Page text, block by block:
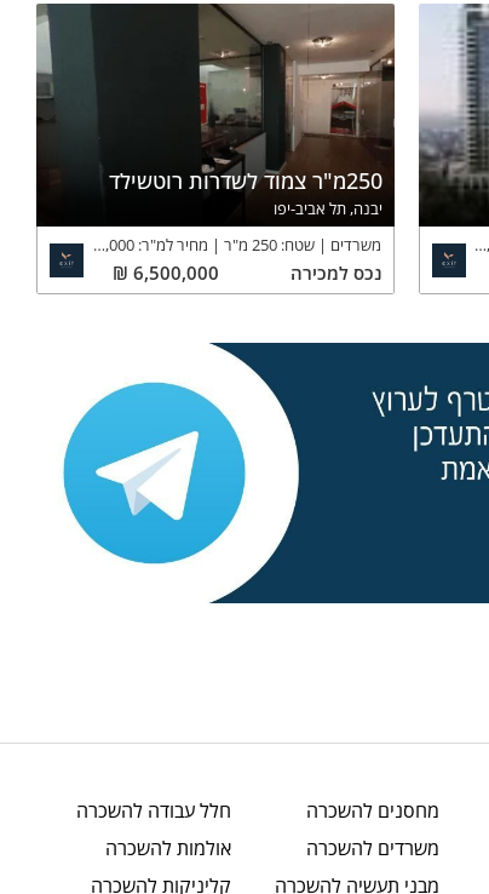
₪
250מ"ר צמוד לשדרות רוטשילד
יבנה, תל אביב-יפו
משרדים
שטח:250 מ"ר מחיר למ"ר:26,000
₪
נכסלמכירה 6,500,000
₪
מחסנים להשכרה
משרדים להשכרה
מבני תעשיה להשכרה
חלל עבודה להשכרה
אולמותלהשכרה
קליניקותלהשכרה